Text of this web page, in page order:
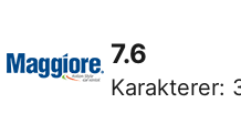
7.6
Karakterer: